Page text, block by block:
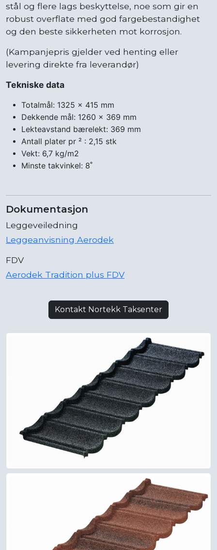
stål og flere lags beskyttelse, noe som gir en
robust overflate med god fargebestandighet
og den beste sikkerheten mot korrosjon.
(Kampanjepris gjelder ved henting eller
levering direkte fra leverandør)
Tekniske data
Totalmål: 1325 x 415 mm
Dekkende mål: 1260 x 369 mm
Lekteavstand bærelekt: 369 mm
Antall plater pr ² : 2,15 stk
Vekt: 6,7 kg/m2
Minste takvinkel: 8˚
Dokumentasjon
Leggeveiledning
Leggeanvisning Aerodek
FDV
Aerodek Tradition plus FDV
Kontakt Nortekk Taksenter